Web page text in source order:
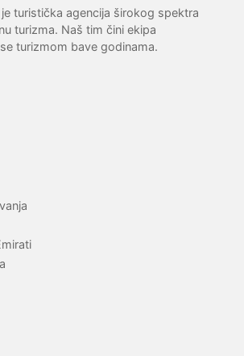
turistička agencija širokog spektra
turizma. Naš tim čini ekipa
turizmom bave godinama.